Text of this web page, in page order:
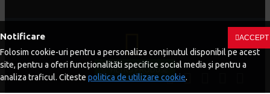
Copyright © 2023 | Auto's World - Toate drepturile rezervate
ACCEPT
Notificare
Folosim cookie-uri pentru a personaliza conținutul disponibil pe acest
site, pentru a oferi funcționalităti specifice social media și pentru a
analiza traficul. Citeste politica de utilizare cookie.
FILTRU PRODUSE